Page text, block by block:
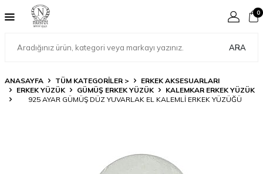
ARA
0
ANASAYFA TÜM KATEGORİLER >
ERKEK AKSESUARLARI
ERKEK YÜZÜK
GÜMÜŞ ERKEK YÜZÜK
KALEMKAR ERKEK YÜZÜK
925 AYAR GÜMÜŞ DÜZ YUVARLAK EL KALEMLI ERKEK YÜZÜĞÜ